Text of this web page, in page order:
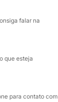
falar na
que esteja
para contato com